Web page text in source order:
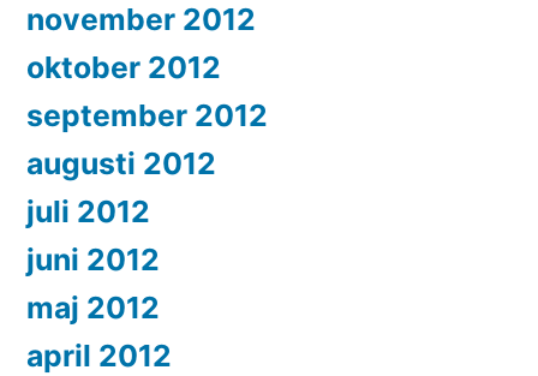
november 2012
oktober 2012
september 2012
augusti 2012
juli 2012
juni 2012
maj 2012
april 2012